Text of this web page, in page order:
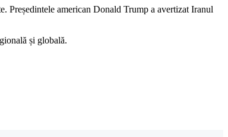
Președintele american Donald Trump a avertizat Iranul
și globală.